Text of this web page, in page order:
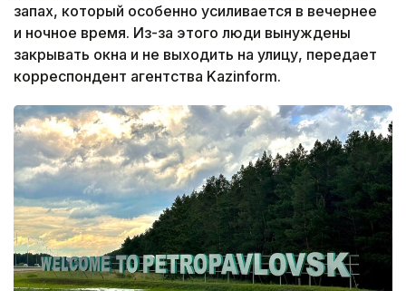
запах, который особенно усиливается в вечернее
и ночное время. Из-за этого люди вынуждены
закрывать окна и не выходить на улицу, передает
корреспондент агентства Kazinform.